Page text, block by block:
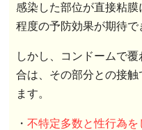
感染した部位が直接粘
程度の予防効果が期待で
しかし、コンドームで
合は、その部分との接触
ます。
・ 不特定多数と性行為を